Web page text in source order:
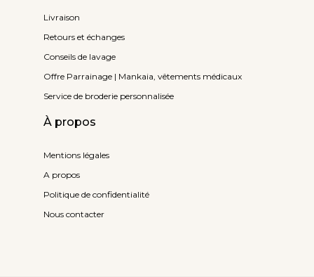
Livraison
Retours et échanges
Conseils de lavage
Offre Parrainage | Mankaia, vêtements médicaux
Service de broderie personnalisée
À propos
Mentions légales
A propos
Politique de confidentialité
Nous contacter